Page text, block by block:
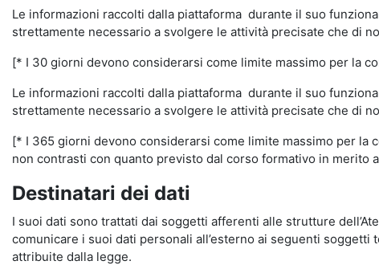
Le informazioni raccolti dalla piattaforma durante il suo
strettamente necessario a svolgere le attività precisate che di
[* I 30 giorni devono considerarsi come limite massimo per la
Le informazioni raccolti dalla piattaforma durante il suo
strettamente necessario a svolgere le attività precisate che di
[* I 365 giorni devono considerarsi come limite massimo per la
non contrasti con quanto previsto dal corso formativo in
Destinatari dei dati
I suoi dati sono trattati dai soggetti afferenti alle strutture
comunicare i suoi dati personali all’esterno ai seguenti
attribuite dalla legge.